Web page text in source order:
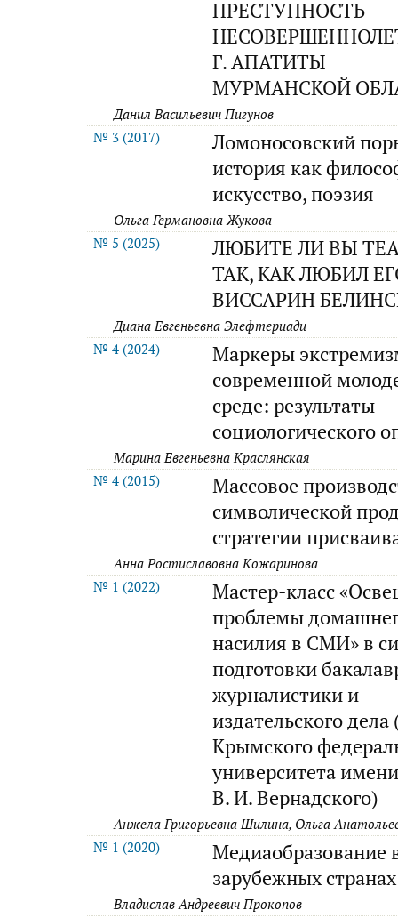
ПРЕСТУПНОСТЬ
Г. АПАТИТЫ
МУРМАНСКОЙ
Данил Васильевич Пигунов
№ 3 (2017)
Ломоносовский
история как
искусство, поэзия
Ольга Германовна Жукова
№ 5 (2025)
ЛЮБИТЕ ЛИ ВЫ
ТАК, КАК ЛЮБИЛ
ВИССАРИН
Диана Евгеньевна Элефтериади
№ 4 (2024)
Маркеры
современной
среде: результаты
социологического
Марина Евгеньевна Краслянская
№ 4 (2015)
Массовое
символической
стратегии
Анна Ростиславовна Кожаринова
№ 1 (2022)
Мастер-класс
проблемы
насилия в СМИ» в
подготовки
журналистики и
издательского
Крымского
университета
В. И. Вернадского)
Анжела Григорьевна Шилина, Ольга
№ 1 (2020)
Медиаобразование
зарубежных странах
Владислав Андреевич Прокопов